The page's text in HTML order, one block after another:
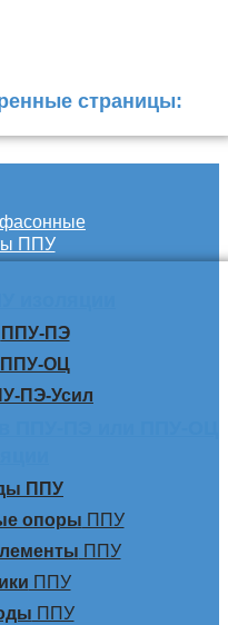
страницы:
ППУ
ППУ-ПЭ
ППУ-ОЦ
ПЭ-Усил
ППУ
опоры ППУ
ППУ
ППУ
ППУ